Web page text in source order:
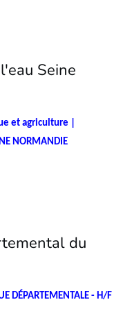
Seine
et agriculture |
NORMANDIE
du
DÉPARTEMENTALE - H/F